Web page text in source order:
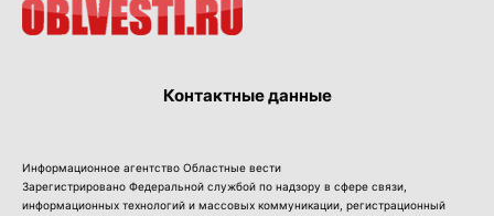
Контактные данные
Информационное агентство Областные вести
Зарегистрировано Федеральной службой по надзору в сфере связи,
информационных технологий и массовых коммуникации, регистрационный